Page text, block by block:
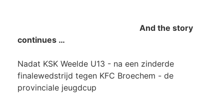
And the story
continues …
Nadat KSK Weelde U13 - na een zinderde
finalewedstrijd tegen KFC Broechem - de
provinciale jeugdcup